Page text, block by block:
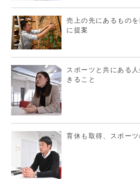
売上の先にあるもの
に提案
スポーツと共にある
きること
育休も取得、スポー